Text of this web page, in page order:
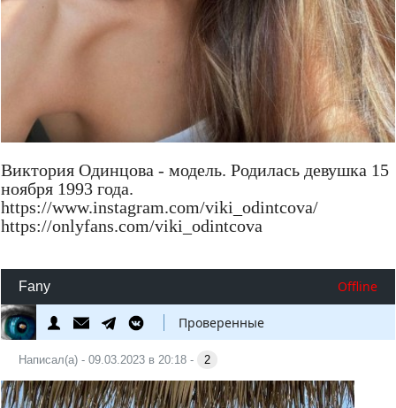
Виктория Одинцова - модель. Родилась девушка 15
ноября 1993 года.
https://www.instagram.com/viki_odintcova/
https://onlyfans.com/viki_odintcova
Fany Offline
Проверенные
Написал(а) - 09.03.2023 в 20:18 - 2